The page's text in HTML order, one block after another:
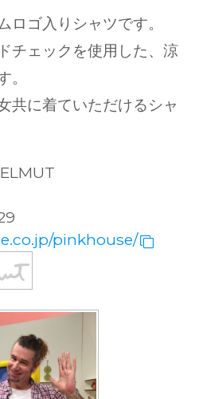
ロゴ入りシャツです。
チェックを使用した、涼
。
共に着ていただけるシャ
pinkhouse/